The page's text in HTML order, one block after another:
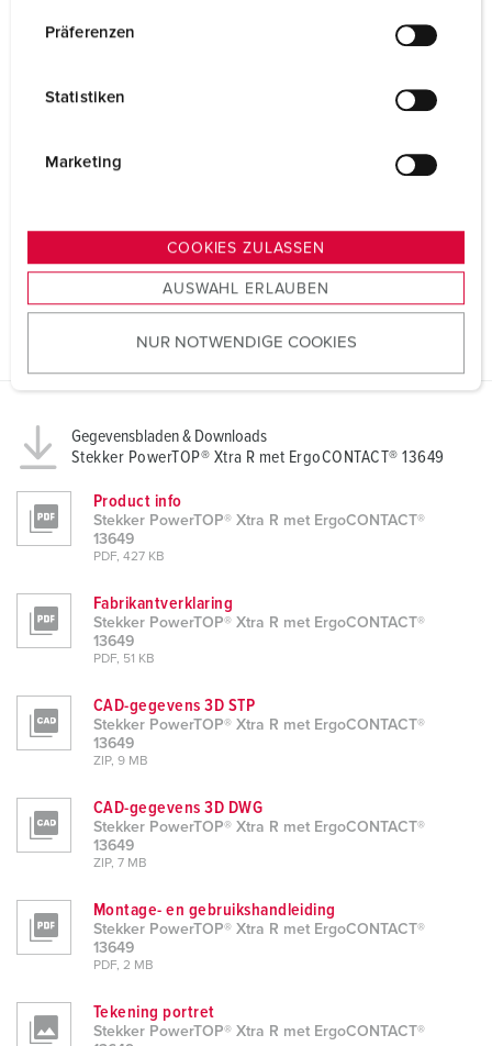
s
u
w
h
l
Präferenzen
Statistiken
Marketing
COOKIES ZULASSEN
AUSWAHL ERLAUBEN
NUR NOTWENDIGE COOKIES
Gegevensbladen & Downloads
Stekker PowerTOP® Xtra R met ErgoCONTACT® 13649
Product info
Stekker PowerTOP® Xtra R met ErgoCONTACT®
13649
PDF, 427 KB
Fabrikantverklaring
Stekker PowerTOP® Xtra R met ErgoCONTACT®
13649
PDF, 51 KB
CAD-gegevens 3D STP
Stekker PowerTOP® Xtra R met ErgoCONTACT®
13649
ZIP, 9 MB
CAD-gegevens 3D DWG
Stekker PowerTOP® Xtra R met ErgoCONTACT®
13649
ZIP, 7 MB
Montage- en gebruikshandleiding
Stekker PowerTOP® Xtra R met ErgoCONTACT®
13649
PDF, 2 MB
Tekening portret
Stekker PowerTOP® Xtra R met ErgoCONTACT®